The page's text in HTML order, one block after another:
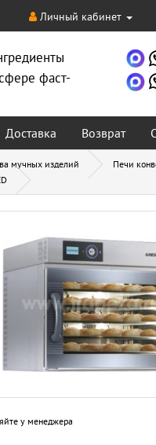
Личный кабинет
фаст-
Доставка Возврат
мучных изделий Печи
у менеджера